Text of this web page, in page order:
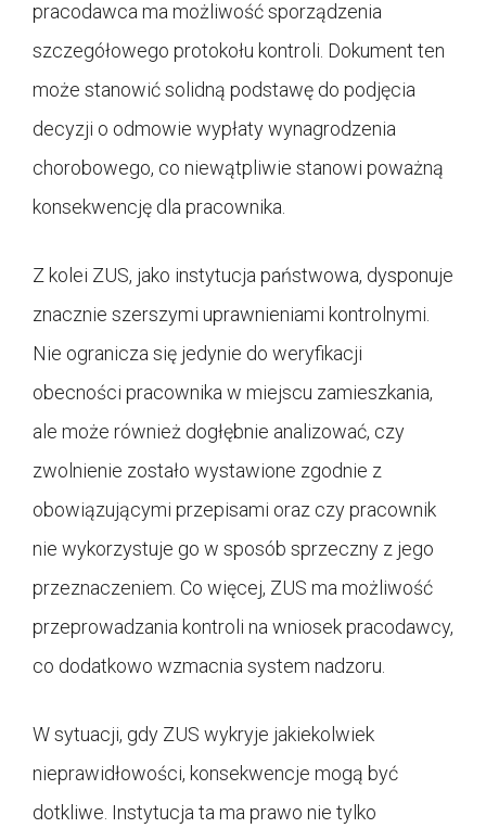
pracodawca ma możliwość sporządzenia
szczegółowego protokołu kontroli. Dokument ten
może stanowić solidną podstawę do podjęcia
decyzji o odmowie wypłaty wynagrodzenia
chorobowego, co niewątpliwie stanowi poważną
konsekwencję dla pracownika.
Z kolei ZUS, jako instytucja państwowa, dysponuje
znacznie szerszymi uprawnieniami kontrolnymi.
Nie ogranicza się jedynie do weryfikacji
obecności pracownika w miejscu zamieszkania,
ale może również dogłębnie analizować, czy
zwolnienie zostało wystawione zgodnie z
obowiązującymi przepisami oraz czy pracownik
nie wykorzystuje go w sposób sprzeczny z jego
przeznaczeniem. Co więcej, ZUS ma możliwość
przeprowadzania kontroli na wniosek pracodawcy,
co dodatkowo wzmacnia system nadzoru.
W sytuacji, gdy ZUS wykryje jakiekolwiek
nieprawidłowości, konsekwencje mogą być
dotkliwe. Instytucja ta ma prawo nie tylko